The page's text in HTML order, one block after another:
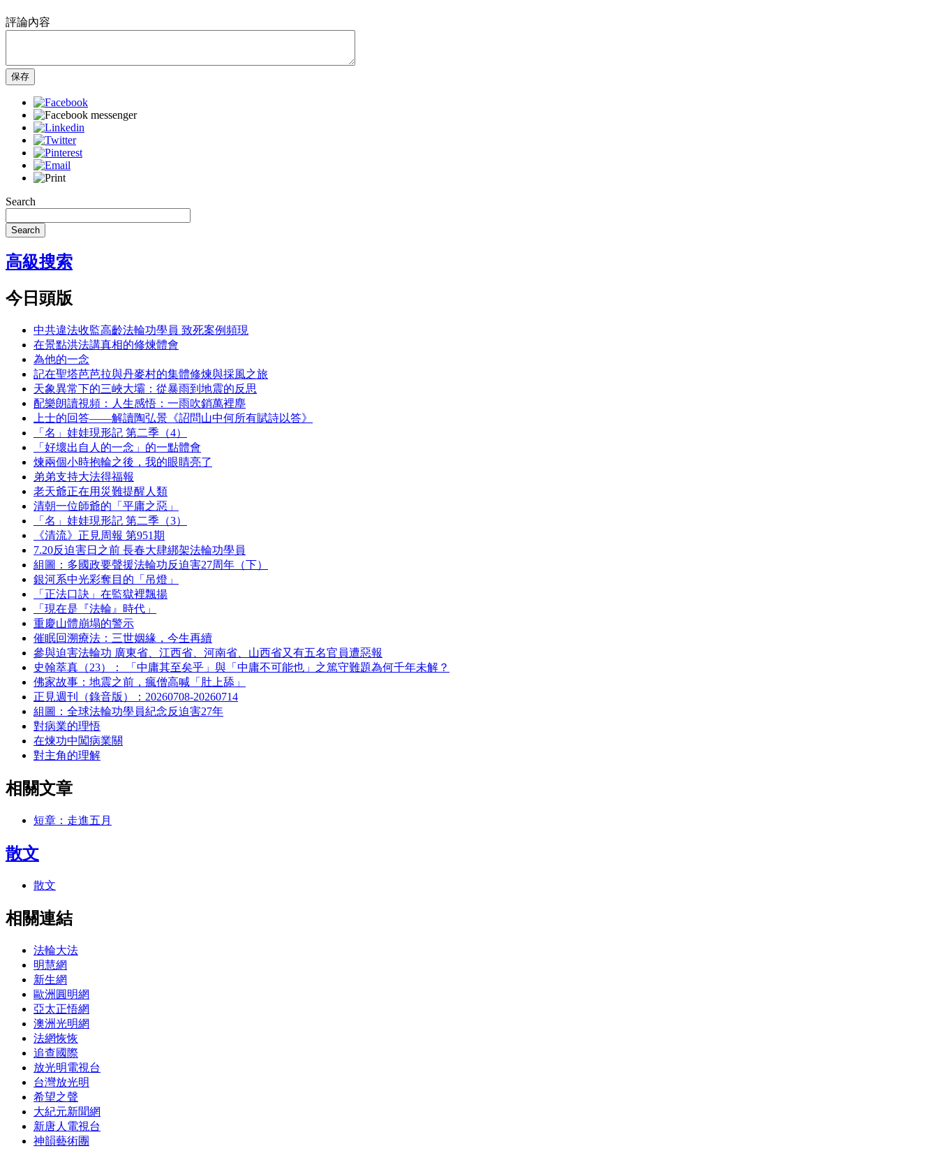
評論內容
保存
Search
Search
高級搜索
今日頭版
中共違法收監高齡法輪功學員 致死案例頻現
在景點洪法講真相的修煉體會
為他的一念
記在聖塔芭芭拉與丹麥村的集體修煉與採風之旅
天象異常下的三峽大壩：從暴雨到地震的反思
配樂朗讀視頻：人生感悟：一雨吹銷萬裡塵
上士的回答——解讀陶弘景《詔問山中何所有賦詩以答》
「名」娃娃現形記 第二季（4）
「好壞出自人的一念」的一點體會
煉兩個小時抱輪之後，我的眼睛亮了
弟弟支持大法得福報
老天爺正在用災難提醒人類
清朝一位師爺的「平庸之惡」
「名」娃娃現形記 第二季（3）
《清流》正見周報 第951期
7.20反迫害日之前 長春大肆綁架法輪功學員
組圖：多國政要聲援法輪功反迫害27周年（下）
銀河系中光彩奪目的「吊燈」
「正法口訣」在監獄裡飄揚
「現在是『法輪』時代」
重慶山體崩塌的警示
催眠回溯療法：三世姻緣，今生再續
參與迫害法輪功 廣東省、江西省、河南省、山西省又有五名官員遭惡報
史翰萃真（23）： 「中庸其至矣乎」與「中庸不可能也」之篤守難題為何千年未解？
佛家故事：地震之前，瘋僧高喊「肚上舔」
正見週刊（錄音版）：20260708-20260714
組圖：全球法輪功學員紀念反迫害27年
對病業的理悟
在煉功中闖病業關
對主角的理解
相關文章
短章：走進五月
散文
散文
相關連結
法輪大法
明慧網
新生網
歐洲圓明網
亞太正悟網
澳洲光明網
法網恢恢
追查國際
放光明電視台
台灣放光明
希望之聲
大紀元新聞網
新唐人電視台
神韻藝術團